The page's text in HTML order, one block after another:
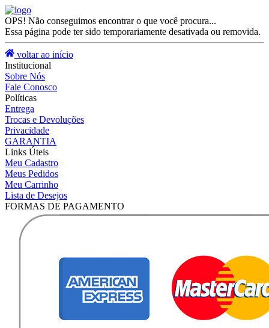
OPS! Não conseguimos encontrar o que você procura...
Essa página pode ter sido temporariamente desativada ou removida.
voltar ao início
Institucional
Sobre Nós
Fale Conosco
Políticas
Entrega
Trocas e Devoluções
Privacidade
GARANTIA
Links Úteis
Meu Cadastro
Meus Pedidos
Meu Carrinho
Lista de Desejos
FORMAS DE PAGAMENTO